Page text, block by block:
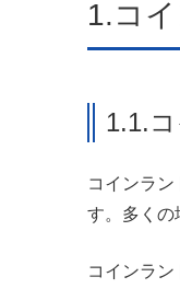
1.コ
1.1.
コインラ
す。多くの
コインラン